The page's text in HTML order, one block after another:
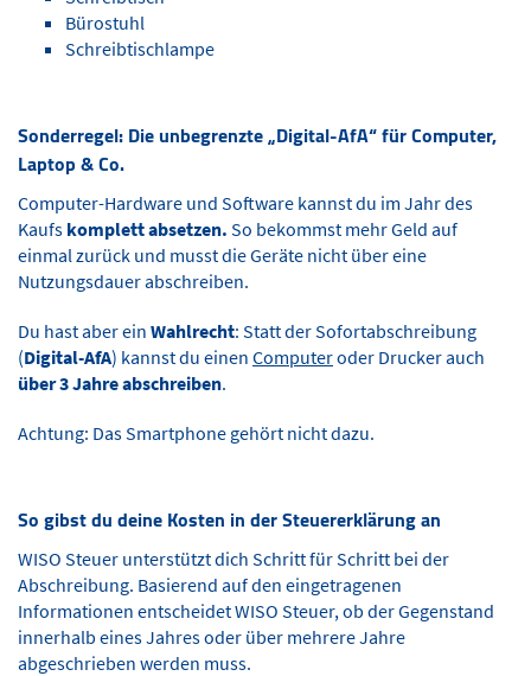
Bürostuhl
Schreibtischlampe
Sonderregel: Die unbegrenzte „Digital-AfA“ für Computer,
Laptop & Co.
Computer-Hardware und Software kannst du im Jahr des
Kaufs komplett absetzen. So bekommst mehr Geld auf
einmal zurück und musst die Geräte nicht über eine
Nutzungsdauer abschreiben.
Du hast aber ein Wahlrecht: Statt der Sofortabschreibung
(Digital-AfA) kannst du einen Computeroder Drucker auch
über 3 Jahre abschreiben.
Achtung: Das Smartphone gehört nicht dazu.
So gibst du deine Kosten in der Steuererklärung an
WISO Steuer unterstützt dich Schritt für Schritt bei der
Abschreibung. Basierend auf den eingetragenen
Informationen entscheidet WISO Steuer, ob der Gegenstand
innerhalb eines Jahres oder über mehrere Jahre
abgeschrieben werden muss.